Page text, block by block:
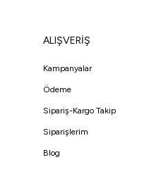
ALIŞVERİŞ
Kampanyalar
Ödeme
Sipariş-Kargo Takip
Siparişlerim
Blog